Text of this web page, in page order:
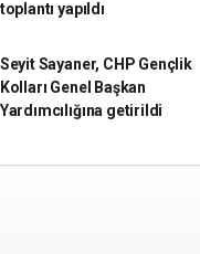
toplantı yapıldı
Seyit Sayaner, CHP Gençlik
Kolları Genel Başkan
Yardımcılığına getirildi